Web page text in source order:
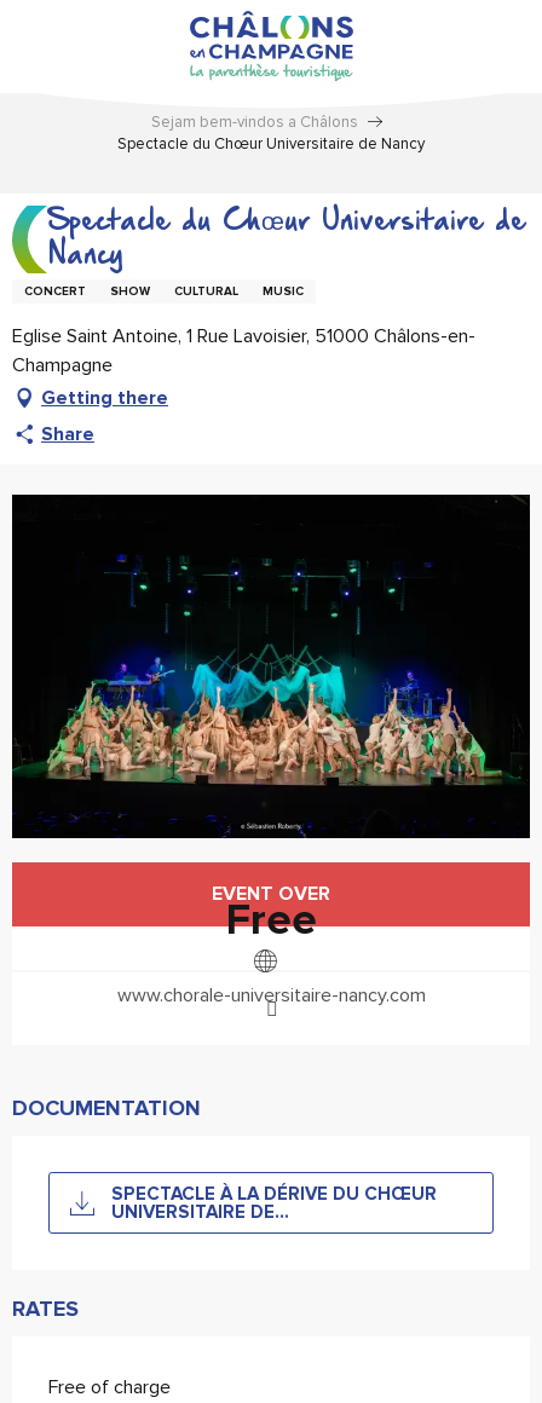
Sejam bem-vindos a Châlons
Spectacle du Chœur Universitaire de Nancy
Spectacle du Chœur Universitaire de
Nancy
CONCERT SHOW CULTURAL MUSIC
Eglise Saint Antoine, 1 Rue Lavoisier, 51000 Châlons-en-
Champagne
Getting there
Share
EVENT OVER
Free
www.chorale-universitaire-nancy.com
DOCUMENTATION
SPECTACLE À LA DÉRIVE DU CHŒUR
UNIVERSITAIRE DE...
RATES
Free of charge